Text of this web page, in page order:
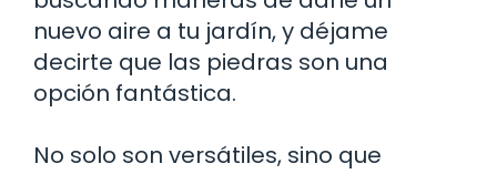
nuevo aire a tu jardín, y déjame
decirte que las piedras son una
opción fantástica.
No solo son versátiles, sino que